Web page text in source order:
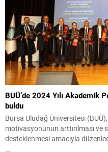
BUÜ’de 2024 Yılı Akademik
buldu
Bursa Uludağ Üniversitesi
motivasyonunun arttırılması ve
desteklenmesi amacıyla